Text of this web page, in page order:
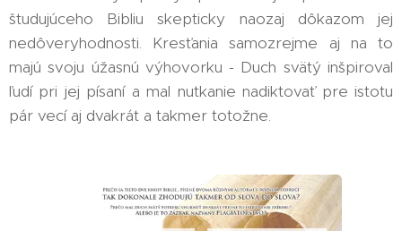
študujúceho Bibliu skepticky naozaj dôkazom jej
nedôveryhodnosti. Kresťania samozrejme aj na to
majú svoju úžasnú výhovorku - Duch svätý inšpiroval
ľudí pri jej písaní a mal nutkanie nadiktovať pre istotu
pár vecí aj dvakrát a takmer totožne.